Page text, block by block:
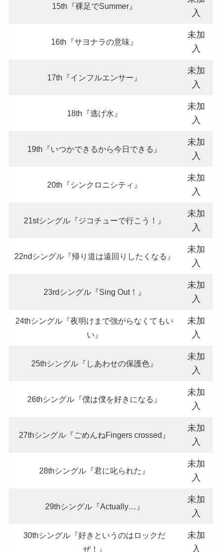
15th『裸足でSummer』
入
16th『サヨナラの意味』
未加
入
17th『インフルエンサー』
未加
入
18th『逃げ水』
未加
入
19th『いつかできるから今日できる』
未加
入
20th『シンクロニシティ』
未加
入
21stシングル『ジコチューで行こう！』
未加
入
22ndシングル『帰り道は遠回りしたくなる』
未加
入
23rdシングル『Sing Out！』
未加
入
24thシングル『夜明けまで強がらなくてもい
い』
未加
入
25thシングル『しあわせの保護色』
未加
入
26thシングル『僕は僕を好きになる』
未加
入
27thシングル『ごめんねFingers crossed』
未加
入
28thシングル『君に叱られた』
未加
入
29thシングル『Actually…』
未加
入
30thシングル『好きというのはロックだ
ぜ！』
未加
入